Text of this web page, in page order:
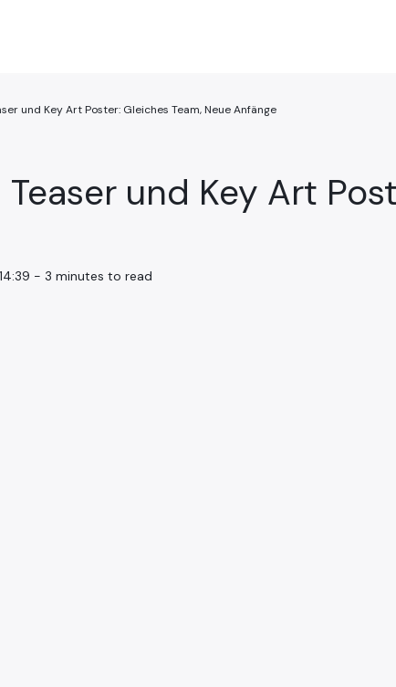
und Key Art
- 3 minutes to read
und Key Art Poster: Gleiches Team, Neue Anfänge